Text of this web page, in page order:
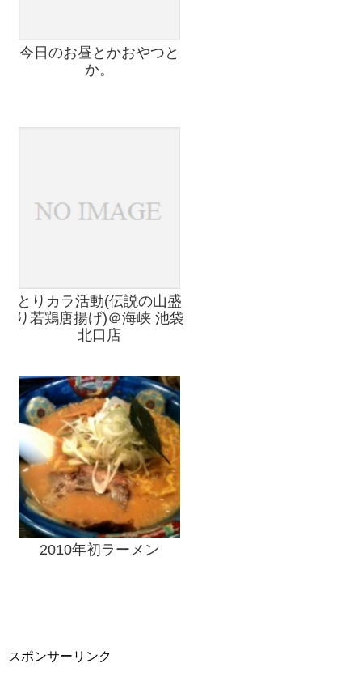
今日のお昼とかおやつと
か。
とりカラ活動(伝説の山盛
り若鶏唐揚げ)＠海峡 池袋
北口店
2010年初ラーメン
スポンサーリンク